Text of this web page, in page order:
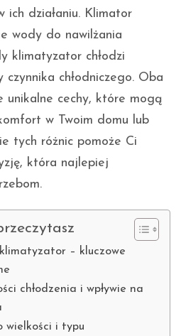
ich działaniu. Klimator
wody do nawilżania
klimatyzator chłodzi
chłodniczego. Oba
unikalne cechy, które mogą
w Twoim domu lub
tych różnic pomoże Ci
która najlepiej
– kluczowe
chłodzenia i wpływie na
wielkości i typu